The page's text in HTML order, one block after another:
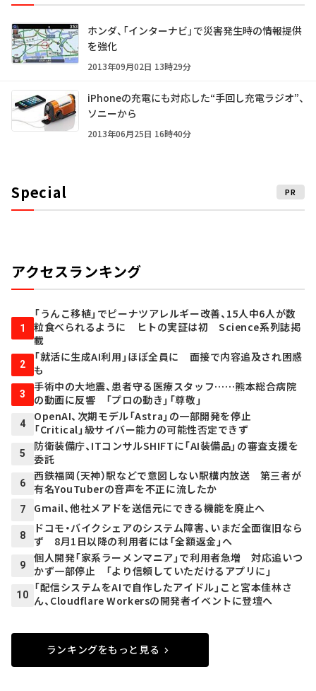
ホンダ、「インターナビ」で災害発生時の情報提供
を強化
2013年09月02日 13時29分
iPhoneの充電にも対応した“手回し充電ラジオ”、
ソニーから
2013年06月25日 16時40分
Special PR
アクセスランキング
1
「うんこ移植」でピーナツアレルギー改善、15人中6人が数
粒食べられるように ヒトの実証は初 Science系列誌掲
載
2
「就活に生成AI利用」ほぼ全員に 面接で内容追及され困惑
も
3
手術中の大地震、患者守る医療スタッフ……熊本総合病院
の動画に反響 「プロの動き」「尊敬」
4
OpenAI、次期モデル「Astra」の一部開発を停止
「Critical」級サイバー能力の可能性否定できず
5
防衛装備庁、ITコンサルSHIFTに「AI装備品」の審査支援を
委託
6
西鉄福岡（天神）駅などで意図しない駅構内放送 第三者が
有名YouTuberの音声を不正に流したか
7 Gmail、他社メアドを送信元にできる機能を廃止へ
8
ドコモ・バイクシェアのシステム障害、いまだ全面復旧なら
ず 8月1日以降の利用者には「全額返金」へ
9
個人開発「家系ラーメンマニア」で利用者急増 対応追いつ
かず一部停止 「より信頼していただけるアプリに」
10
「配信システムをAIで自作したアイドル」こと宮本佳林さ
ん、Cloudflare Workersの開発者イベントに登壇へ
ランキングをもっと見る